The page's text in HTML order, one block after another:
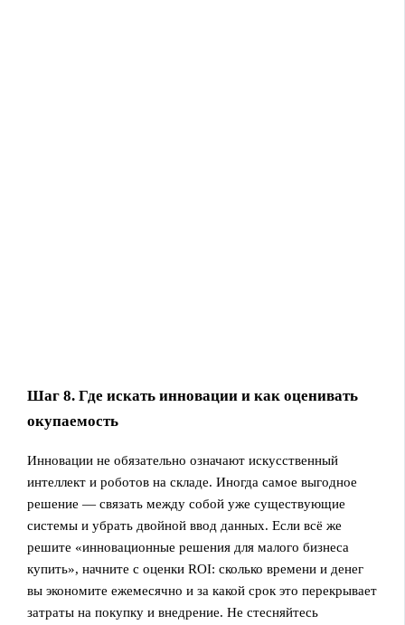
Шаг 8. Где искать инновации и как оценивать
окупаемость
Инновации не обязательно означают искусственный
интеллект и роботов на складе. Иногда самое выгодное
решение — связать между собой уже существующие
системы и убрать двойной ввод данных. Если всё же
решите «инновационные решения для малого бизнеса
купить», начните с оценки ROI: сколько времени и денег
вы экономите ежемесячно и за какой срок это перекрывает
затраты на покупку и внедрение. Не стесняйтесь